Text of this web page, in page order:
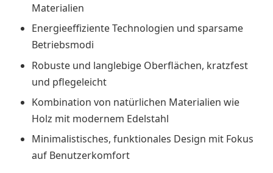
Materialien
Energieeffiziente Technologien und sparsame
Betriebsmodi
Robuste und langlebige Oberflächen, kratzfest
und pflegeleicht
Kombination von natürlichen Materialien wie
Holz mit modernem Edelstahl
Minimalistisches, funktionales Design mit Fokus
auf Benutzerkomfort